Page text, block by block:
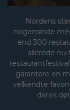
Nordens
nogensinde
end 300
allerede nu
garantere en
velkendte
deres